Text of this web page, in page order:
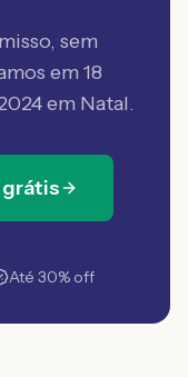
sem
em 18
em Natal.
grátis
Até 30% off